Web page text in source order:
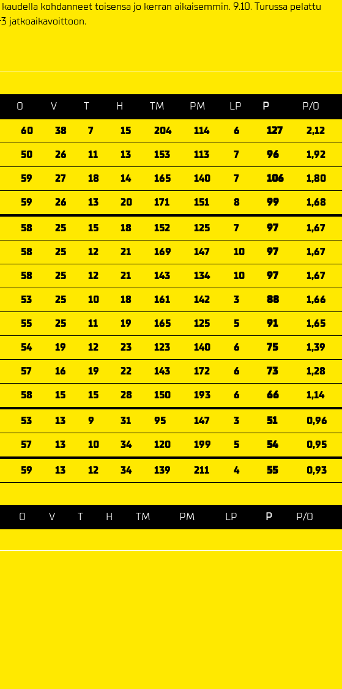
kohdanneet toisensa jo kerran aikaisemmin. 9.10. Turussa pelattu
jatkoaikavoittoon.
O V T H TM PM LP P
P/O
60 38 7 15 204 114 6 127
2,12
50 26 11 13 153 113 7 96
1,92
59 27 18 14 165 140 7 106
1,80
59 26 13 20 171 151 8 99
1,68
58 25 15 18 152 125 7 97
1,67
58 25 12 21 169 147 10 97
1,67
58 25 12 21 143 134 10 97
1,67
53 25 10 18 161 142 3 88
1,66
55 25 11 19 165 125 5 91
1,65
54 19 12 23 123 140 6 75
1,39
57 16 19 22 143 172 6 73
1,28
58 15 15 28 150 193 6 66
1,14
53 13 9 31 95 147 3 51
0,96
57 13 10 34 120 199 5 54
0,95
59 13 12 34 139 211 4 55 0,93
O V T H TM PM LP P P/O